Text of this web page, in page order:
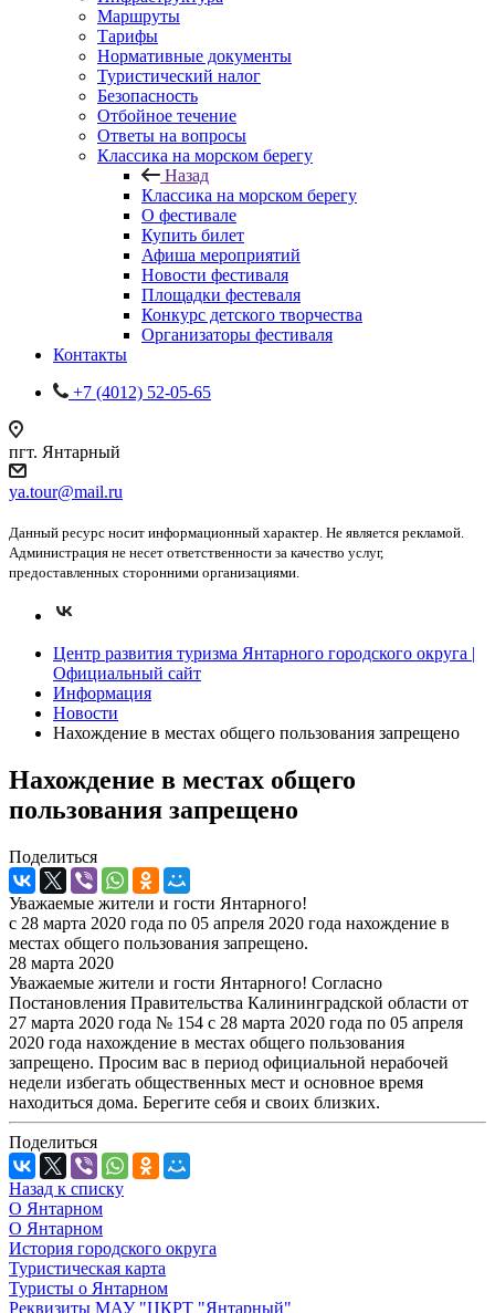
Маршруты
Тарифы
Нормативные документы
Туристический налог
Безопасность
Отбойное течение
Ответы на вопросы
Классика на морском берегу
Назад
Классика на морском берегу
О фестивале
Купить билет
Афиша мероприятий
Новости фестиваля
Площадки фестеваля
Конкурс детского творчества
Организаторы фестиваля
Контакты
+7 (4012) 52-05-65
пгт. Янтарный
ya.tour@mail.ru
Данный ресурс носит информационный характер. Не является рекламой.
Администрация не несет ответственности за качество услуг,
предоставленных сторонними организациями.
Центр развития туризма Янтарного городского округа |
Официальный сайт
Информация
Новости
Нахождение в местах общего пользования запрещено
Нахождение в местах общего
пользования запрещено
Поделиться
Уважаемые жители и гости Янтарного!
с 28 марта 2020 года по 05 апреля 2020 года нахождение в
местах общего пользования запрещено.
28 марта 2020
Уважаемые жители и гости Янтарного! Согласно
Постановления Правительства Калининградской области от
27 марта 2020 года № 154 с 28 марта 2020 года по 05 апреля
2020 года нахождение в местах общего пользования
запрещено. Просим вас в период официальной нерабочей
недели избегать общественных мест и основное время
находиться дома. Берегите себя и своих близких.
Поделиться
Назад к списку
О Янтарном
О Янтарном
История городского округа
Туристическая карта
Туристы о Янтарном
Реквизиты МАУ "ЦКРТ "Янтарный"